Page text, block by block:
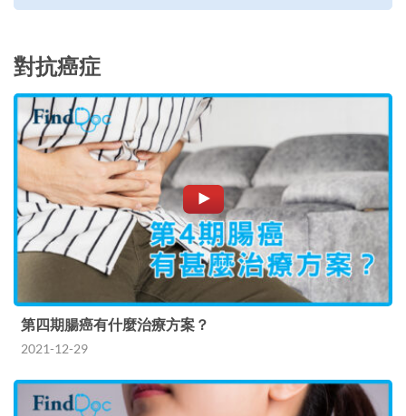
對抗癌症
第四期腸癌有什麼治療方案？
2021-12-29